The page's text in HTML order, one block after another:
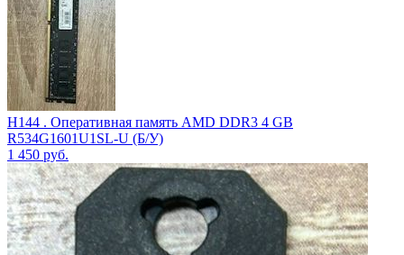
H144 . Оперативная память AMD DDR3 4 GB
R534G1601U1SL-U (Б/У)
1 450 руб.